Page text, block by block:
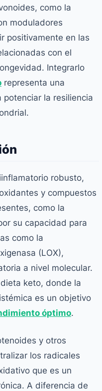
como la
moduladores
positivamente en las
con el
Integrarlo
representa una
la resiliencia
robusto,
y compuestos
como la
su capacidad para
como la
(LOX),
a nivel molecular.
keto, donde la
es un objetivo
óptimo.
y otros
los radicales
que es un
A diferencia de